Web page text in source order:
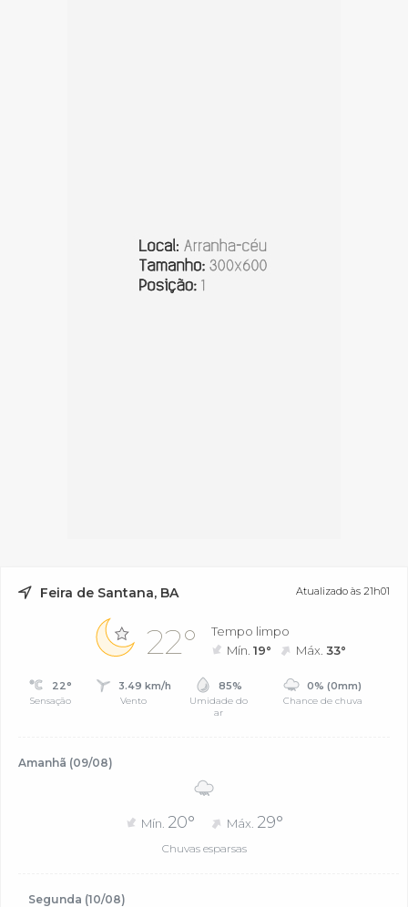
Feira de Santana, BA Atualizado às 21h01
22°
Tempo limpo
Mín.19° Máx.33°
22°
Sensação
3.49 km/h
Vento
85%
Umidade do
ar
0% (0mm)
Chance de chuva
Amanhã (09/08)
Mín. 20° Máx. 29°
Chuvas esparsas
Segunda (10/08)